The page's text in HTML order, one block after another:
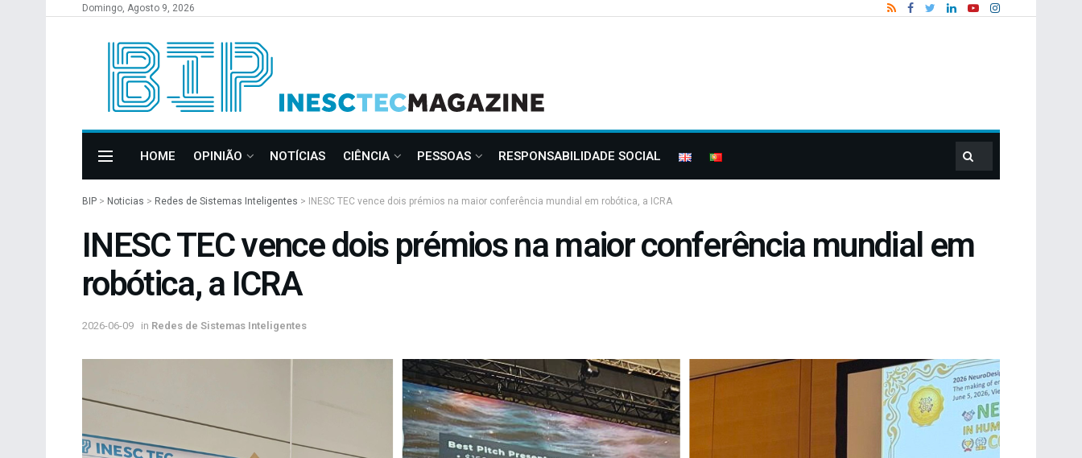
Domingo, Agosto 9, 2026
HOME OPINIÃO NOTÍCIAS CIÊNCIA PESSOAS RESPONSABILIDADE SOCIAL
BIP > Noticias > Redes de Sistemas Inteligentes > INESC TEC vence dois prémios na maior conferência mundial em robótica, a ICRA
INESC TEC vence dois prémios na maior conferência mundial em
robótica, a ICRA
2026-06-09 in Redes de Sistemas Inteligentes